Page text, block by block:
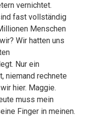
vernichtet.
fast vollständig
Menschen
Wir hatten uns
Nur ein
niemand rechnete
hier. Maggie.
muss mein
Finger in meinen.